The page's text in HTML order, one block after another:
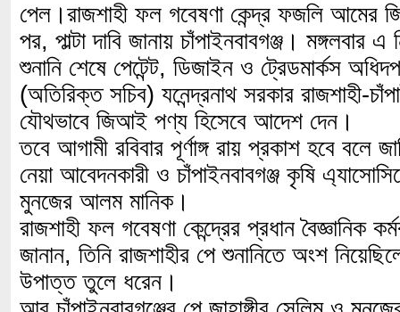
পেল। রাজশাহী ফল গবেষণা কেন্দ্র ফজলি আমের
পর, পাল্টা দাবি জানায় চাঁপাইনবাবগঞ্জ। মঙ্গলবার
শুনানি শেষে পেটেন্ট, ডিজাইন ও ট্রেডমার্কস
(অতিরিক্ত সচিব) যনেন্দ্রনাথ সরকার রাজশাহী-
যৌথভাবে জিআই পণ্য হিসেবে আদেশ দেন।
তবে আগামী রবিবার পূর্ণাঙ্গ রায় প্রকাশ হবে বলে
নেয়া আবেদনকারী ও চাঁপাইনবাবগঞ্জ কৃষি
মুনজের আলম মানিক।
রাজশাহী ফল গবেষণা কেন্দ্রের প্রধান বৈজ্ঞানিক
জানান, তিনি রাজশাহীর পে শুনানিতে অংশ
উপাত্ত তুলে ধরেন।